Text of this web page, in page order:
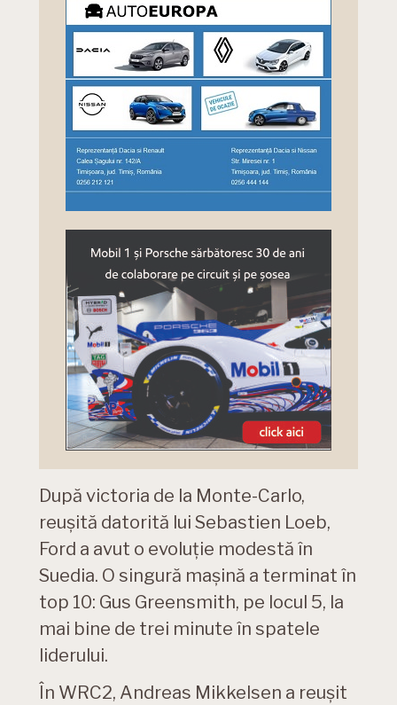
După victoria de la Monte-Carlo,
reușită datorită lui Sebastien Loeb,
Ford a avut o evoluție modestă în
Suedia. O singură mașină a terminat în
top 10: Gus Greensmith, pe locul 5, la
mai bine de trei minute în spatele
liderului.
În WRC2, Andreas Mikkelsen a reușit